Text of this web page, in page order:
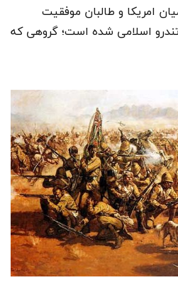
امریکا و طالبان موفقیت
اسلامی شده است؛ گروهی که